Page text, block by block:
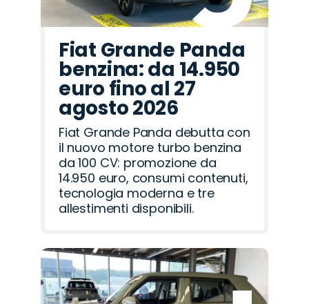
Fiat Grande Panda
benzina: da 14.950
euro fino al 27
agosto 2026
Fiat Grande Panda debutta con
il nuovo motore turbo benzina
da 100 CV: promozione da
14.950 euro, consumi contenuti,
tecnologia moderna e tre
allestimenti disponibili.